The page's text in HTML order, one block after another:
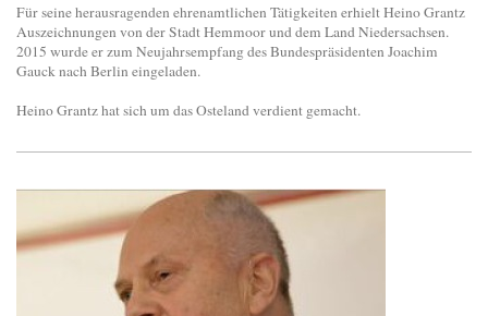
Für seine herausragenden ehrenamtlichen Tätigkeiten erhielt Heino Grantz
Auszeichnungen von der Stadt Hemmoor und dem Land Niedersachsen.
2015 wurde er zum Neujahrsempfang des Bundespräsidenten Joachim
Gauck nach Berlin eingeladen.
Heino Grantz hat sich um das Osteland verdient gemacht.